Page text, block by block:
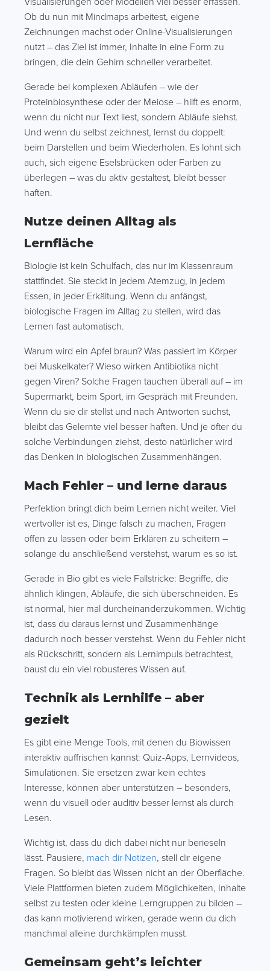
Ob du nun mit Mindmaps arbeitest, eigene
Zeichnungen machst oder Online-Visualisierungen
nutzt – das Ziel ist immer, Inhalte in eine Form zu
bringen, die dein Gehirn schneller verarbeitet.
Gerade bei komplexen Abläufen – wie der
Proteinbiosynthese oder der Meiose – hilft es enorm,
wenn du nicht nur Text liest, sondern Abläufe siehst.
Und wenn du selbst zeichnest, lernst du doppelt:
beim Darstellen und beim Wiederholen. Es lohnt sich
auch, sich eigene Eselsbrücken oder Farben zu
überlegen – was du aktiv gestaltest, bleibt besser
haften.
Nutze deinen Alltag als
Lernfläche
Biologie ist kein Schulfach, das nur im Klassenraum
stattfindet. Sie steckt in jedem Atemzug, in jedem
Essen, in jeder Erkältung. Wenn du anfängst,
biologische Fragen im Alltag zu stellen, wird das
Lernen fast automatisch.
Warum wird ein Apfel braun? Was passiert im Körper
bei Muskelkater? Wieso wirken Antibiotika nicht
gegen Viren? Solche Fragen tauchen überall auf – im
Supermarkt, beim Sport, im Gespräch mit Freunden.
Wenn du sie dir stellst und nach Antworten suchst,
bleibt das Gelernte viel besser haften. Und je öfter du
solche Verbindungen ziehst, desto natürlicher wird
das Denken in biologischen Zusammenhängen.
Mach Fehler – und lerne daraus
Perfektion bringt dich beim Lernen nicht weiter. Viel
wertvoller ist es, Dinge falsch zu machen, Fragen
offen zu lassen oder beim Erklären zu scheitern –
solange du anschließend verstehst, warum es so ist.
Gerade in Bio gibt es viele Fallstricke: Begriffe, die
ähnlich klingen, Abläufe, die sich überschneiden. Es
ist normal, hier mal durcheinanderzukommen. Wichtig
ist, dass du daraus lernst und Zusammenhänge
dadurch noch besser verstehst. Wenn du Fehler nicht
als Rückschritt, sondern als Lernimpuls betrachtest,
baust du ein viel robusteres Wissen auf.
Technik als Lernhilfe – aber
gezielt
Es gibt eine Menge Tools, mit denen du Biowissen
interaktiv auffrischen kannst: Quiz-Apps, Lernvideos,
Simulationen. Sie ersetzen zwar kein echtes
Interesse, können aber unterstützen – besonders,
wenn du visuell oder auditiv besser lernst als durch
Lesen.
Wichtig ist, dass du dich dabei nicht nur berieseln
lässt. Pausiere, mach dir Notizen, stell dir eigene
Fragen. So bleibt das Wissen nicht an der Oberfläche.
Viele Plattformen bieten zudem Möglichkeiten, Inhalte
selbst zu testen oder kleine Lerngruppen zu bilden –
das kann motivierend wirken, gerade wenn du dich
manchmal alleine durchkämpfen musst.
Gemeinsam geht’s leichter